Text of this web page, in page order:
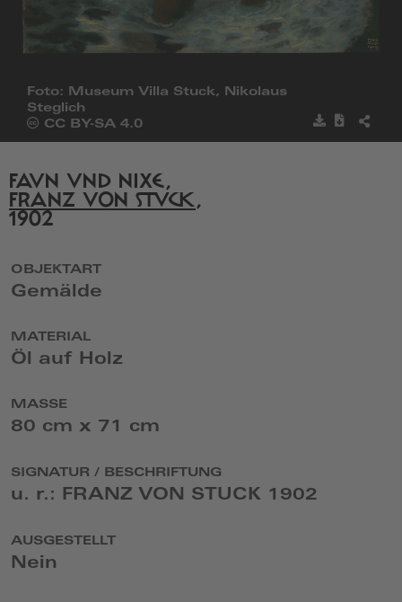
Foto: Museum Villa Stuck, Nikolaus
Steglich
CC BY-SA 4.0Öffnet
die
von
Creative
Commons
Bild
BILD
FAUN UND NIXE,
FRANZ VON STUCK,
1902
OBJEKTART
Gemälde
MATERIAL
Öl auf Holz
MASSE
80 cm x 71 cm
SIGNATUR / BESCHRIFTUNG
u. r.: FRANZ VON STUCK 1902
AUSGESTELLT
Nein